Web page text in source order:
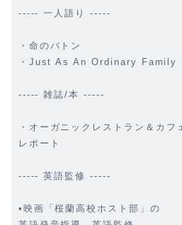
----- 一人語り -----
・命のバトン
・Just As An Ordinary Family
----- 雑誌/本 -----
・オーガニックレストラン＆カフ
レポート
----- 英語監修 -----
•映画「桜蘭高校ホスト部」の